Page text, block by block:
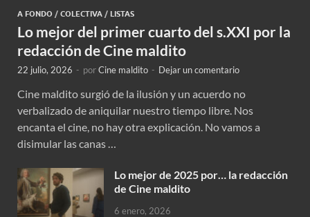
A FONDO / COLECTIVA / LISTAS
Lo mejor del primer cuarto del s.XXI por la
redacción de Cine maldito
22 julio, 2026 - porCine maldito - Dejar un comentario
Cine maldito surgió de la ilusión y un acuerdo no
verbalizado de aniquilar nuestro tiempo libre. Nos
encanta el cine, no hay otra explicación. No vamos a
disimular las canas …
Lo mejor de 2025 por… la redacción
de Cine maldito
6 enero, 2026